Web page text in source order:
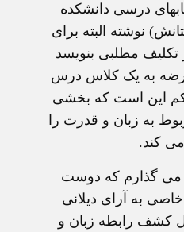
درسی دانشکده
نوشته البته برای
مطلبی بنويسد
به يک کلاس درس
اين است که بخشی
به زبان و قدرت را
کند.
می گذارم که دوست
به آرای ديلانی
کشف رابطه زبان و